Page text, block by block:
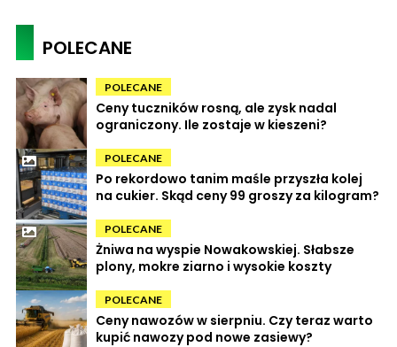
POLECANE
POLECANE
Ceny tuczników rosną, ale zysk nadal
ograniczony. Ile zostaje w kieszeni?
POLECANE
Po rekordowo tanim maśle przyszła kolej
na cukier. Skąd ceny 99 groszy za kilogram?
POLECANE
Żniwa na wyspie Nowakowskiej. Słabsze
plony, mokre ziarno i wysokie koszty
POLECANE
Ceny nawozów w sierpniu. Czy teraz warto
kupić nawozy pod nowe zasiewy?